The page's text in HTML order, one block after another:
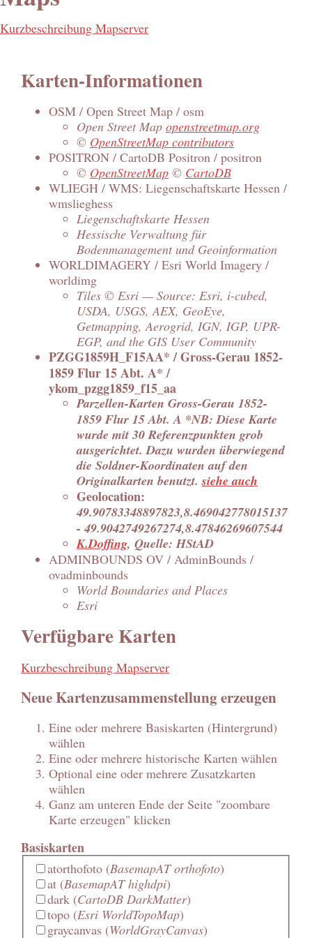
Kurzbeschreibung Mapserver
Karten-Informationen
OSM / Open Street Map / osm
Open Street Map openstreetmap.org
© OpenStreetMap contributors
POSITRON / CartoDB Positron / positron
© OpenStreetMap © CartoDB
WLIEGH / WMS: Liegenschaftskarte Hessen /
wmslieghess
Liegenschaftskarte Hessen
Hessische Verwaltung für
Bodenmanagement und Geoinformation
WORLDIMAGERY / Esri World Imagery /
worldimg
Tiles © Esri — Source: Esri, i-cubed,
USDA, USGS, AEX, GeoEye,
Getmapping, Aerogrid, IGN, IGP, UPR-
EGP, and the GIS User Community
PZGG1859H_F15AA* / Gross-Gerau 1852-
1859 Flur 15 Abt. A* /
ykom_pzgg1859_f15_aa
Parzellen-Karten Gross-Gerau 1852-
1859 Flur 15 Abt. A *NB: Diese Karte
wurde mit 30 Referenzpunkten grob
ausgerichtet. Dazu wurden überwiegend
die Soldner-Koordinaten auf den
Originalkarten benutzt.siehe auch
Geolocation:
49.90783348897823,8.469042778015137
- 49.9042749267274,8.47846269607544
K.Doffing, Quelle: HStAD
ADMINBOUNDS OV / AdminBounds /
ovadminbounds
World Boundaries and Places
Esri
Verfügbare Karten
Kurzbeschreibung Mapserver
Neue Kartenzusammenstellung erzeugen
Eine oder mehrere Basiskarten (Hintergrund)
wählen
Eine oder mehrere historische Karten wählen
Optional eine oder mehrere Zusatzkarten
wählen
Ganz am unteren Ende der Seite "zoombare
Karte erzeugen" klicken
Basiskarten
atorthofoto(BasemapAT orthofoto)
at(BasemapAT highdpi)
dark(CartoDB DarkMatter)
topo(Esri WorldTopoMap)
graycanvas(WorldGrayCanvas)